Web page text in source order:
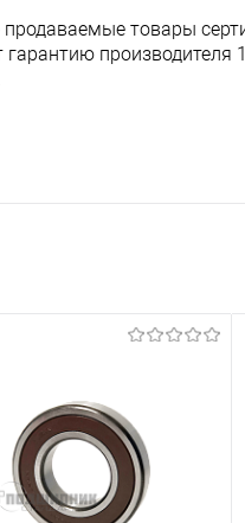
товары
производителя